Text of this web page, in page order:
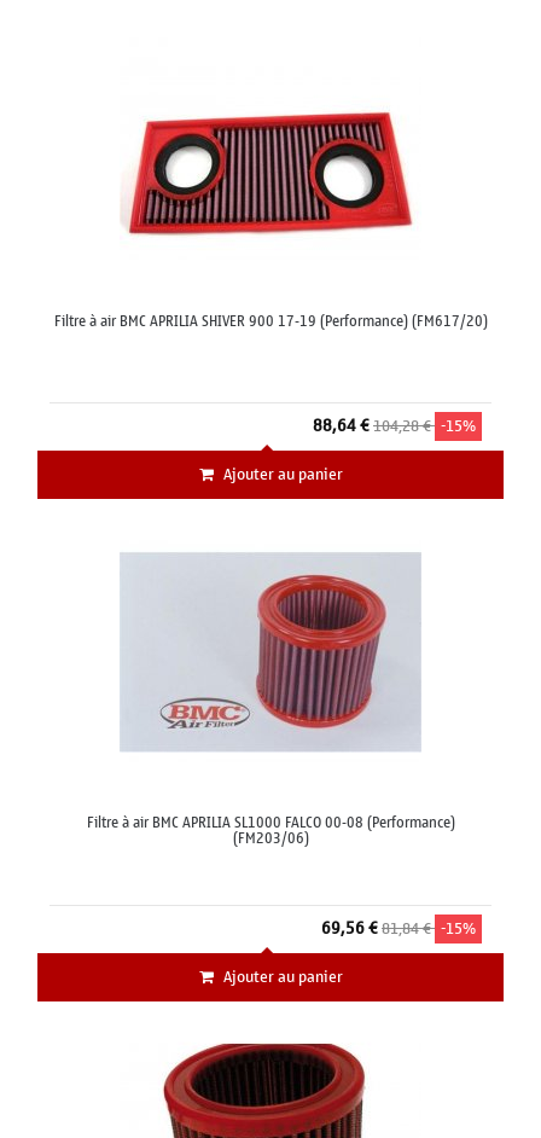
Filtre à air BMC APRILIA SHIVER 900 17-19 (Performance) (FM617/20)
88,64 €104,28 € -15%
Ajouter au panier
Filtre à air BMC APRILIA SL1000 FALCO 00-08 (Performance)
(FM203/06)
69,56 €81,84 € -15%
Ajouter au panier